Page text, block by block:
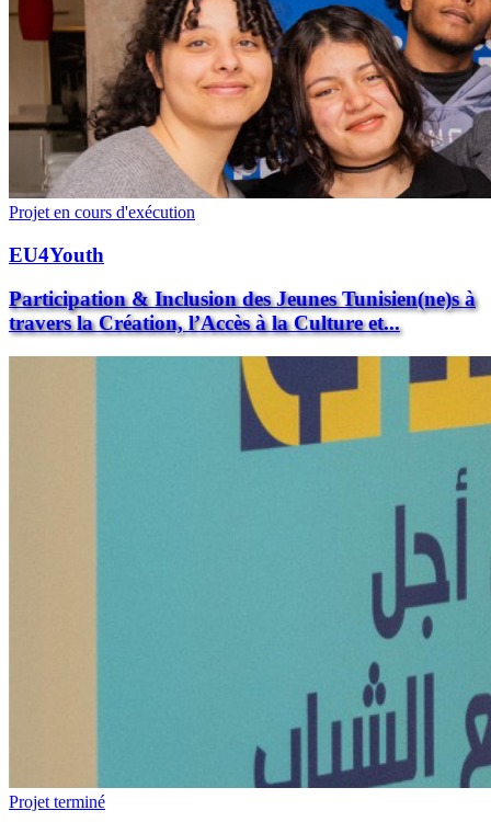
Projet en cours d'exécution
EU4Youth
Participation & Inclusion des Jeunes Tunisien(ne)s à
travers la Création, l’Accès à la Culture et...
Projet terminé